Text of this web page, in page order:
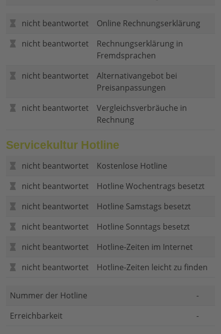
nicht beantwortet
Online Rechnungserklärung
nicht beantwortet
Rechnungserklärung in
Fremdsprachen
nicht beantwortet
Alternativangebot bei
Preisanpassungen
nicht beantwortet
Vergleichsverbräuche in
Rechnung
Servicekultur Hotline
nicht beantwortet
Kostenlose Hotline
nicht beantwortet
Hotline Wochentrags besetzt
nicht beantwortet
Hotline Samstags besetzt
nicht beantwortet
Hotline Sonntags besetzt
nicht beantwortet
Hotline-Zeiten im Internet
nicht beantwortet
Hotline-Zeiten leicht zu finden
Nummer der Hotline
-
Erreichbarkeit
-